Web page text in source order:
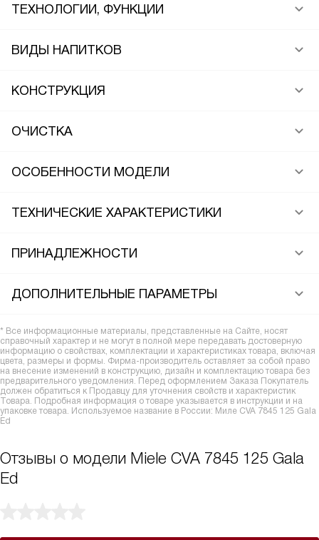
ТЕХНОЛОГИИ, ФУНКЦИИ
ВИДЫ НАПИТКОВ
КОНСТРУКЦИЯ
ОЧИСТКА
ОСОБЕННОСТИ МОДЕЛИ
ТЕХНИЧЕСКИЕ ХАРАКТЕРИСТИКИ
ПРИНАДЛЕЖНОСТИ
ДОПОЛНИТЕЛЬНЫЕ ПАРАМЕТРЫ
* Все информационные материалы, представленные на Сайте, носят
справочный характер и не могут в полной мере передавать достоверную
информацию о свойствах, комплектации и характеристиках товара, включая
цвета, размеры и формы. Фирма-производитель оставляет за собой право
на внесение изменений в конструкцию, дизайн и комплектацию товара без
предварительного уведомления. Перед оформлением Заказа Покупатель
должен обратиться к Продавцу для уточнения свойств и характеристик
Товара. Подробная информация о товаре указывается в инструкции и на
упаковке товара. Используемое название в России: Миле CVA 7845 125 Gala
Ed
Отзывы о модели Miele CVA 7845 125 Gala
Ed